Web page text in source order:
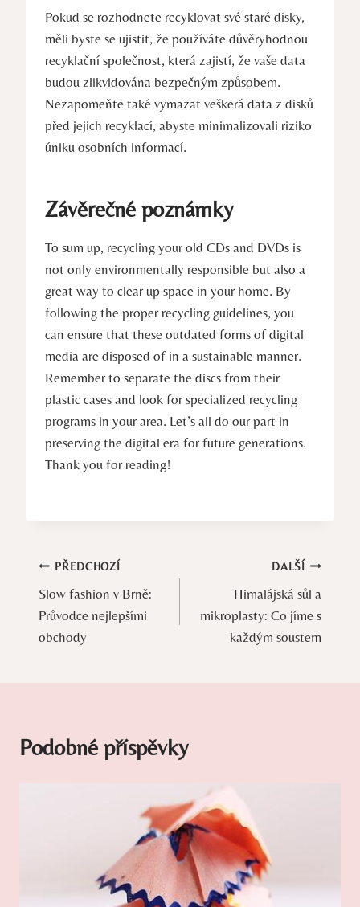
Pokud se rozhodnete recyklovat své staré disky,
měli byste se ujistit, že používáte důvěryhodnou
recyklační společnost, která zajistí, že vaše data
budou zlikvidována bezpečným způsobem.
Nezapomeňte také vymazat veškerá data z disků
před jejich recyklací, abyste minimalizovali riziko
úniku osobních informací.
Závěrečné poznámky
To sum up, recycling your old CDs and DVDs is
not only environmentally responsible but also a
great way to clear up space in your home. By
following the proper recycling guidelines, you
can ensure that these outdated forms of digital
media are disposed of in a sustainable manner.
Remember to separate the discs from their
plastic cases and look for specialized recycling
programs in your area. Let’s all do our part in
preserving the digital era for future generations.
Thank you for reading!
Navigace
pro
příspěvek
PŘEDCHOZÍ
Slow fashion v Brně:
Průvodce nejlepšími
obchody
DALŠÍ
Himalájská sůl a
mikroplasty: Co jíme s
každým soustem
Podobné příspěvky